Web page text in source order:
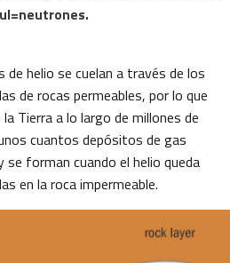
helio se cuelan a través de los
de rocas permeables, por lo que
Tierra a lo largo de millones de
cuantos depósitos de gas
forman cuando el helio queda
en la roca impermeable.